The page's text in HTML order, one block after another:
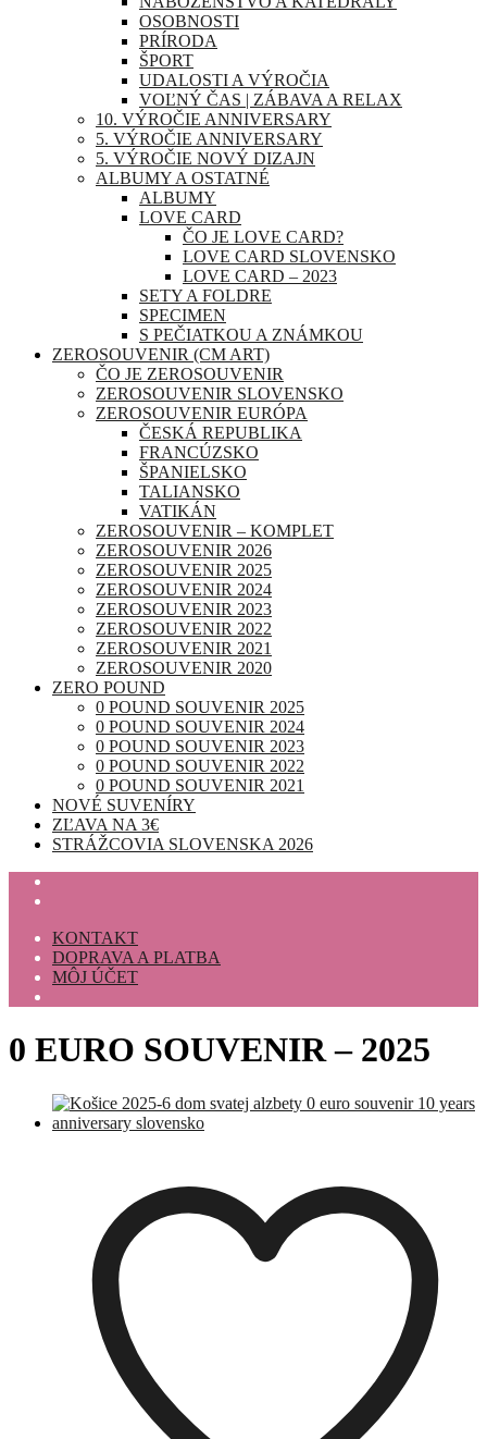
OSOBNOSTI
PRÍRODA
ŠPORT
UDALOSTI A VÝROČIA
VOĽNÝ ČAS | ZÁBAVA A RELAX
10. VÝROČIE ANNIVERSARY
5. VÝROČIE ANNIVERSARY
5. VÝROČIE NOVÝ DIZAJN
ALBUMY A OSTATNÉ
ALBUMY
LOVE CARD
ČO JE LOVE CARD?
LOVE CARD SLOVENSKO
LOVE CARD – 2023
SETY A FOLDRE
SPECIMEN
S PEČIATKOU A ZNÁMKOU
ZEROSOUVENIR (CM ART)
ČO JE ZEROSOUVENIR
ZEROSOUVENIR SLOVENSKO
ZEROSOUVENIR EURÓPA
ČESKÁ REPUBLIKA
FRANCÚZSKO
ŠPANIELSKO
TALIANSKO
VATIKÁN
ZEROSOUVENIR – KOMPLET
ZEROSOUVENIR 2026
ZEROSOUVENIR 2025
ZEROSOUVENIR 2024
ZEROSOUVENIR 2023
ZEROSOUVENIR 2022
ZEROSOUVENIR 2021
ZEROSOUVENIR 2020
ZERO POUND
0 POUND SOUVENIR 2025
0 POUND SOUVENIR 2024
0 POUND SOUVENIR 2023
0 POUND SOUVENIR 2022
0 POUND SOUVENIR 2021
NOVÉ SUVENÍRY
ZĽAVA NA 3€
STRÁŽCOVIA SLOVENSKA 2026
KONTAKT
DOPRAVA A PLATBA
MÔJ ÚČET
0 EURO SOUVENIR – 2025